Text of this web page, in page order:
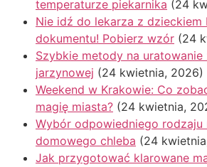
temperaturze piekarnika (24
Nie idź do lekarza z dzieckiem
dokumentu! Pobierz wzór (24
Szybkie metody na uratowanie
jarzynowej (24 kwietnia, 2026)
Weekend w Krakowie: Co
magię miasta? (24 kwietnia,
Wybór odpowiedniego rodzaju
domowego chleba (24
Jak przygotować klarowane